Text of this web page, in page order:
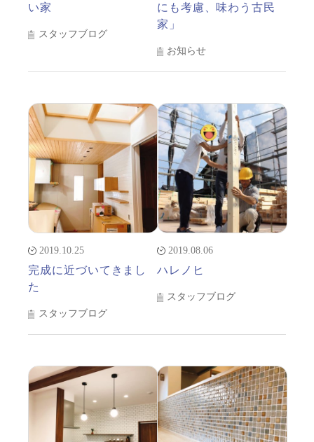
い家
スタッフブログ
にも考慮、味わう古民
家」
お知らせ
2019.10.25
完成に近づいてきまし
た
スタッフブログ
2019.08.06
ハレノヒ
スタッフブログ